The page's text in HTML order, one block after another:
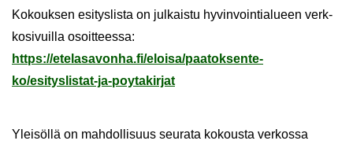
Ko­kouk­sen esi­tys­lis­ta on jul­kais­tu hy­vin­voin­tia­lu­een verk­
ko­si­vuil­la osoit­tees­sa:
https://ete­la­sa­von­ha.fi/eloi­sa/paa­tok­sen­te­
ko/esityslistat-​ja-poytakirjat
Ylei­söl­lä on mah­dol­li­suus seu­ra­ta ko­kous­ta ver­kos­sa